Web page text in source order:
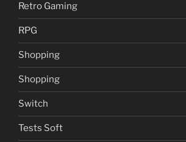
Retro Gaming
RPG
Shopping
Shopping
Switch
Tests Soft